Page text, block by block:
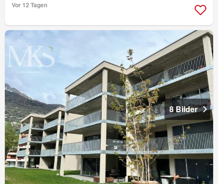
Vor 12 Tagen
8 Bilder